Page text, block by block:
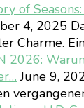
of
4, 2025
Charme.
2026:
June 9,